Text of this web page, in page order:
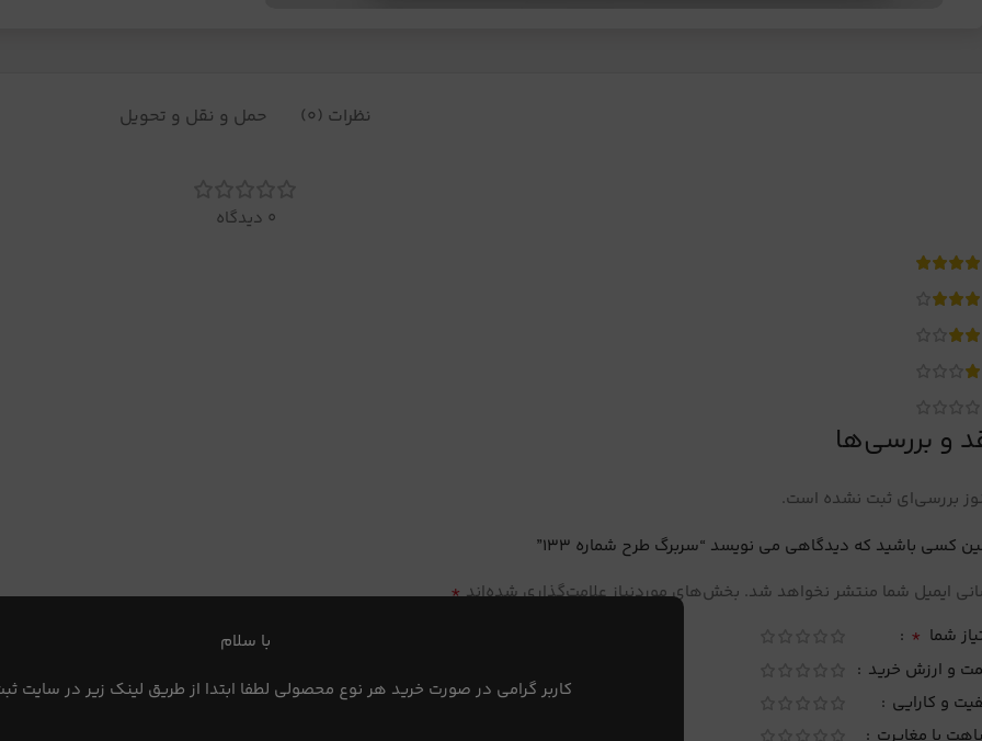
با سلام
کاربر گرامی در صورت خرید هر نوع محصولی لطفا ابتدا از طریق لینک زیر در سایت
نظرات (0) حمل و نقل و تحویل
0 دیدگاه
و بررسی‌ها
بررسی‌ای ثبت نشده است.
کسی باشید که دیدگاهی می نویسد “سربرگ طرح شماره 133”
ایمیل شما منتشر نخواهد شد. بخش‌های موردنیاز علامت‌گذاری شده‌اند*
شما *
و ارزش خرید
و کارایی
یا مغایرت